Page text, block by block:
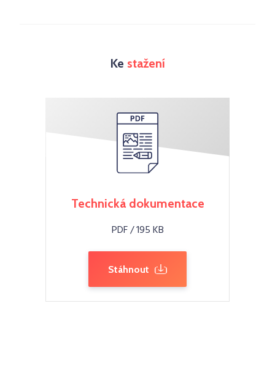
Ke stažení
Technická dokumentace
PDF / 195 KB
Stáhnout